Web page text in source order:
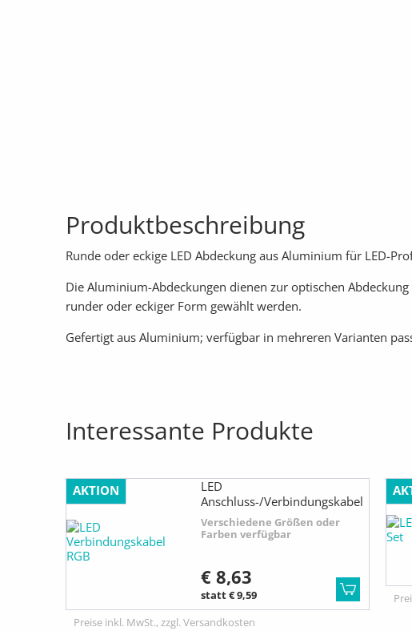
Produktbeschreibung
Runde oder eckige LED Abdeckung aus Aluminium für LED-
Die Aluminium-Abdeckungen dienen zur optischen
runder oder eckiger Form gewählt werden.
Gefertigt aus Aluminium; verfügbar in mehreren Varianten
Interessante Produkte
AKTION
LED
Anschluss-/Verbindungskabel
RGB
Verschiedene Größen oder
Farben verfügbar
€ 8,63
statt € 9,59
Preise inkl. MwSt., zzgl. Versandkosten